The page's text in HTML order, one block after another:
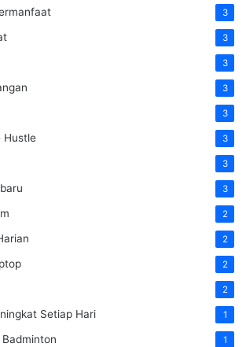
3
3
3
3
3
Hustle 3
3
3
2
2
2
2
Setiap Hari 1
1